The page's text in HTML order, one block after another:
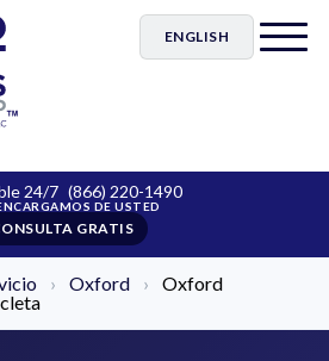
ENGLISH
24/7 (866) 220-1490
GRATIS
› Oxford ›
Oxford